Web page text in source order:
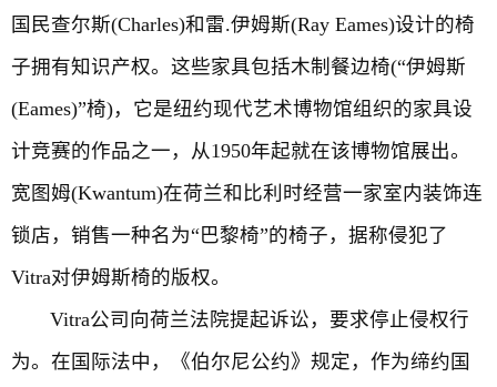
国民查尔斯(Charles)和雷.伊姆斯(Ray Eames)设计的椅
子拥有知识产权。这些家具包括木制餐边椅(“伊姆斯
(Eames)”椅)，它是纽约现代艺术博物馆组织的家具设
计竞赛的作品之一，从1950年起就在该博物馆展出。
宽图姆(Kwantum)在荷兰和比利时经营一家室内装饰连
锁店，销售一种名为“巴黎椅”的椅子，据称侵犯了
Vitra对伊姆斯椅的版权。
Vitra公司向荷兰法院提起诉讼，要求停止侵权行
为。在国际法中，《伯尔尼公约》规定，作为缔约国